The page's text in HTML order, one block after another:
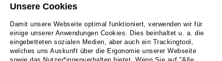
Play
Unsere Cookies
Damit unsere Webseite optimal funktioniert, verwenden wir für
einige unserer Anwendungen Cookies. Dies beinhaltet u. a. die
eingebetteten sozialen Medien, aber auch ein Trackingtool,
welches uns Auskunft über die Ergonomie unserer Webseite